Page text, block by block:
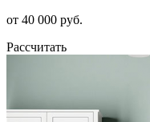
от 40 000 руб.
Рассчитать